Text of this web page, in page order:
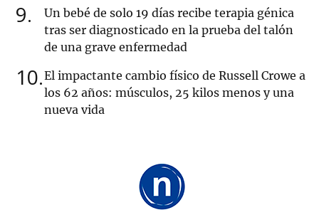
9
Un bebé de solo 19 días recibe terapia génica
tras ser diagnosticado en la prueba del talón
de una grave enfermedad
10 El impactante cambio físico de Russell Crowe a
los 62 años: músculos, 25 kilos menos y una
nueva vida